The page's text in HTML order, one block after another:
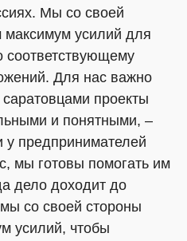
Мы со своей
усилий для
соответствующему
Для нас важно
проекты
и понятными, –
у предпринимателей
мы готовы помогать им
дело доходит до
со своей стороны
усилий, чтобы